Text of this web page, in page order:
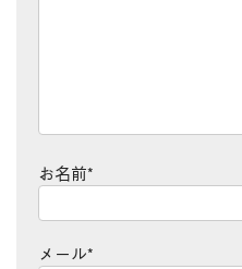
お名前*
メール*